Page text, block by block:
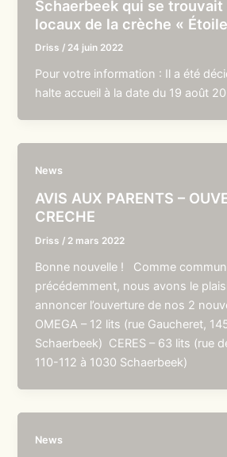
Schaerbeek qui se trouvait
locaux de la crèche «
Driss / 24 juin 2022
Pour votre information : Il a été
halte accueil à la date du 19 août
News
AVIS AUX PARENTS –
CRECHE
Driss / 2 mars 2022
Bonne nouvelle ! Comme
précédemment, nous avons le
annoncer l’ouverture de nos 2
OMEGA – 12 lits (rue Gaucheret,
Schaerbeek) CERES – 63 lits (rue
110-112 à 1030 Schaerbeek)
News